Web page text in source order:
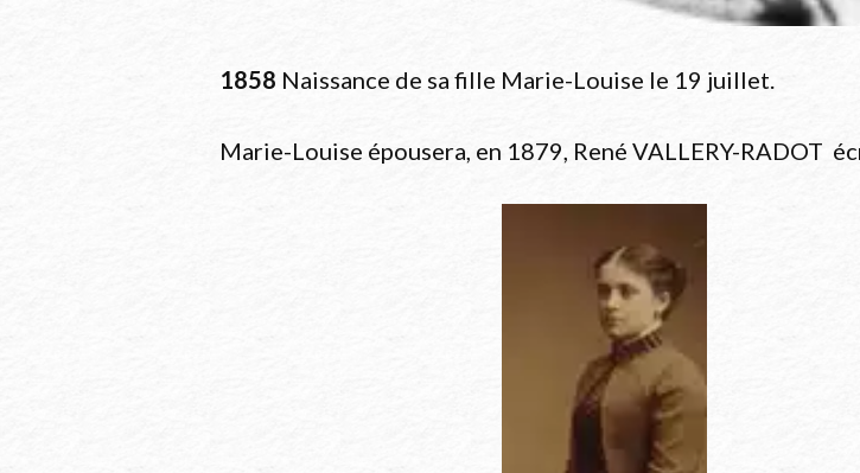
1858 Naissance de sa fille Marie-Louise le 19 juillet.
Marie-Louise épousera, en 1879, René VALLERY-RADOT